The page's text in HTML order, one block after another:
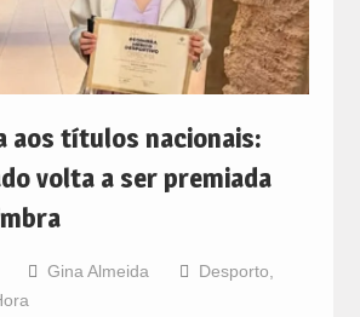
aos títulos nacionais:
volta a ser premiada
Gina Almeida Desporto